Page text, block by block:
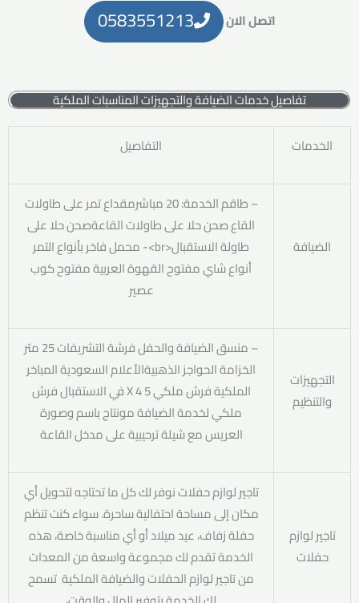
اتصل الان 0583551213
تفاصيل خدمات الضيافة والتجهيزات المناسبات الملكية
الخدمات
التفاصيل
الضيافة
– طاقم الخدمة: 20 مباشرمقداع تمر على طاولات
القاع صحن حلا على طاولات القاعةصحن حلا على
طاولة الاستقبال<br>- محمل فاخر بأنواع التمر
أنواع شاي مفتوح القهوة العربية مفتوح كوب
عصير
التجهيزات
والتنظيم
– منسق الضيافة والحفل فرشة التشريفات 25 متر
الخزامة الحواجز الذهبيةالأعلام السعودية المباخر
الملكية فرش ملكي 5 X 4 في الاستقبال فرش
ملكي لخدمة الضيافة مونتاج باسم وصورة
العريس مع شيلة ترحيبية على مدخل القاعة
تاجير لوازم
حفلات
تاجير لوازم حفلات نوفر لك كل ما تحتاجه لتحويل أي
مكان إلى مساحة احتفالية ساحرة. سواء كنت تنظم
حفلة زفاف، عيد ميلاد أو أي مناسبة خاصة، هذه
الخدمة تقدم لك مجموعة واسعة من المعدات
من تاجير لوازم الحفلات والضيافة الملكية تسمح